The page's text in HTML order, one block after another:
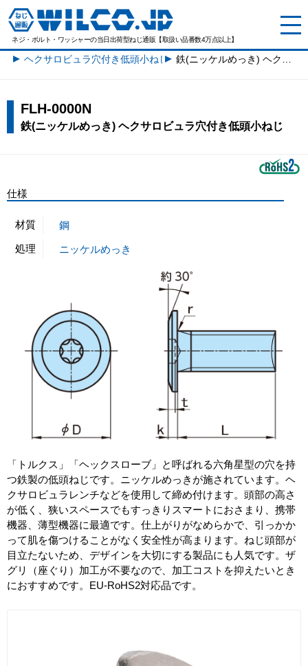
ネジ・ボルト・ワッシャーの当日出荷型ねじ通販【取扱い品番数4万点以上】
ヘクサロビュラ穴付き低頭小ねじ一覧
FLH-0000N
鉄(ニッケルめっき) ヘクサロビュラ穴付き低頭小ねじ
仕様
材質
鋼
処理
ニッケルめっき
「トルクス」「ヘックスローブ」と呼ばれる六角星型の穴を持
つ鉄製の低頭ねじです。ニッケルめっきが施されています。ヘ
クサロビュラレンチなどを使用して締め付けます。頭部の高さ
が低く、狭いスペースでもすっきりスマートにおさまり、携帯
機器、薄型機器に最適です。仕上がりがなめらかで、引っかか
って肌を傷つけることがなく安全性が高まります。ねじ頭部が
目立たないため、デザインを大切にする製品にも人気です。ザ
グリ（座ぐり）加工が不要なので、加工コストを抑えたいとき
におすすめです。EU-RoHS2対応品です。